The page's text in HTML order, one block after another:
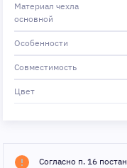
Материал чехла
основной
Особенности
Совместимость
Цвет
Согласно п. 16